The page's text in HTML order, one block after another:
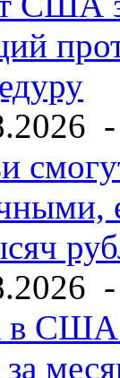
-
-
в США